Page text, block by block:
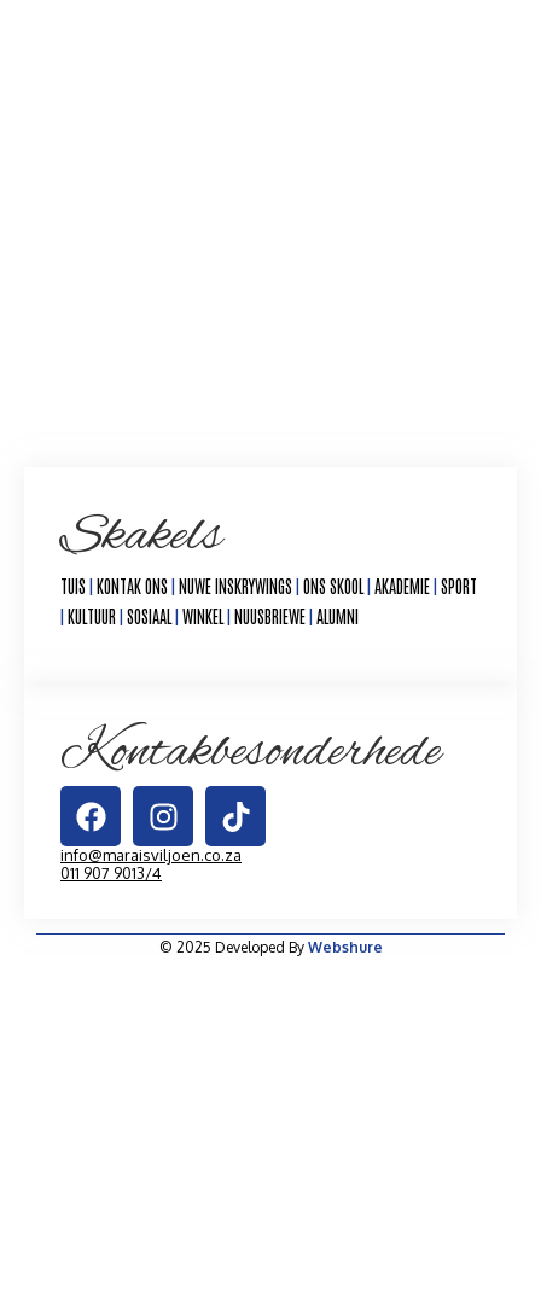
Skakels
TUIS|KONTAK ONS|NUWE INSKRYWINGS|ONS SKOOL |AKADEMIE|SPORT
|KULTUUR|SOSIAAL |WINKEL |NUUSBRIEWE|ALUMNI
Kontakbesonderhede
info@maraisviljoen.co.za
011 907 9013/4
© 2025 Developed By Webshure